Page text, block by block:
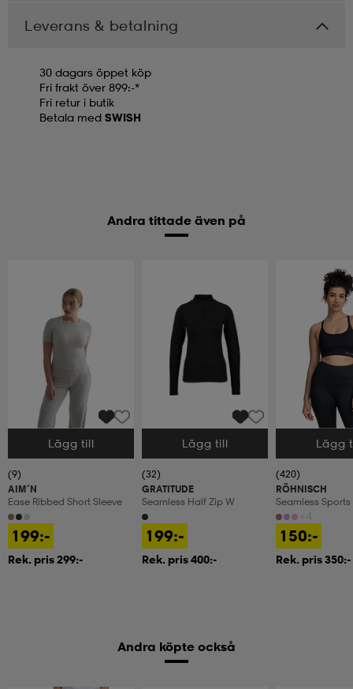
Leverans & betalning
30 dagars öppet köp
Fri frakt över 899:-*
Fri retur i butik
Betala med SWISH
Andra tittade även på
Välj storlek
Lägg till
(9)
AIM´N
Ease Ribbed Short Sleeve
199:-
Rek. pris 299:-
Välj storlek
Lägg till
(32)
GRATITUDE
Seamless Half Zip W
199:-
Rek. pris 400:-
Välj storlek
Lägg
(420)
RÖHNISCH
Seamless Sports
150:-
Rek. pris 350:-
Andra köpte också